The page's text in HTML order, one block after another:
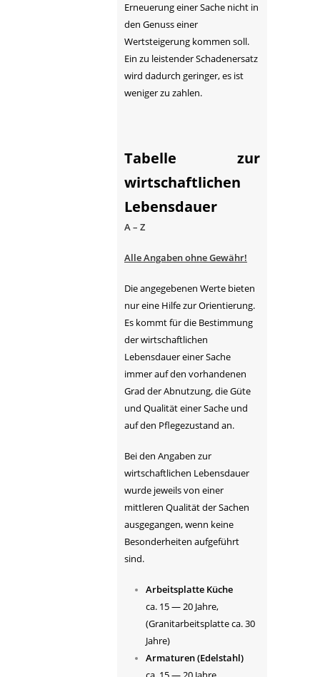
Erneuerung einer Sache nicht in
den Genuss einer
Wertsteigerung kommen soll.
Ein zu leistender Schadenersatz
wird dadurch geringer, es ist
weniger zu zahlen.
Tabelle zur
wirtschaftlichen
Lebensdauer
A – Z
Alle Angaben ohne Gewähr!
Die angegebenen Werte bieten
nur eine Hilfe zur Orientierung.
Es kommt für die Bestimmung
der wirtschaftlichen
Lebensdauer einer Sache
immer auf den vorhandenen
Grad der Abnutzung, die Güte
und Qualität einer Sache und
auf den Pflegezustand an.
Bei den Angaben zur
wirtschaftlichen Lebensdauer
wurde jeweils von einer
mittleren Qualität der Sachen
ausgegangen, wenn keine
Besonderheiten aufgeführt
sind.
Arbeitsplatte Küche
ca. 15 — 20 Jahre,
(Granitarbeitsplatte ca. 30
Jahre)
Armaturen (Edelstahl)